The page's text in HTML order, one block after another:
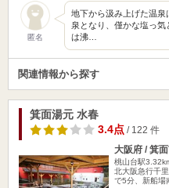
匿名
地下から汲み上げた温
泉となり、僅かな塩っ
は沸…
関連情報から探す
箕面湯元 水春
3.4点/ 122 件
大阪府 / 箕
桃山台駅
北大阪急行千
で5分、新船場